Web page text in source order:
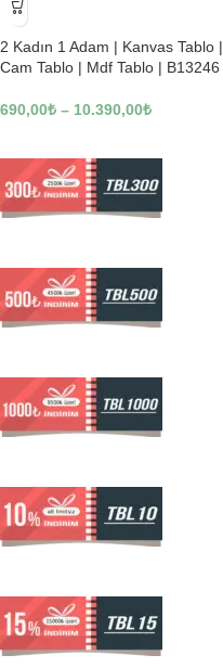
-23%
2 Kadın 1 Adam | Kanvas Tablo |
Cam Tablo | Mdf Tablo | B13246
690,00₺ – 10.390,00₺